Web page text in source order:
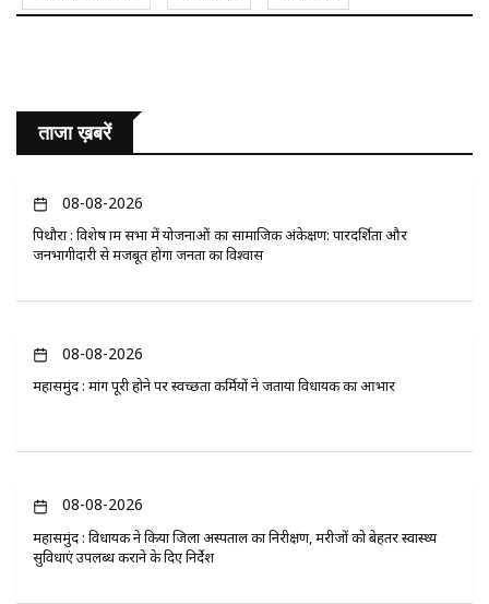
ताजा ख़बरें
08-08-2026
पिथौरा : विशेष ग्राम सभा में योजनाओं का सामाजिक अंकेक्षण: पारदर्शिता और
जनभागीदारी से मजबूत होगा जनता का विश्वास
08-08-2026
महासमुंद : मांग पूरी होने पर स्वच्छता कर्मियों ने जताया विधायक का आभार
08-08-2026
महासमुंद : विधायक ने किया जिला अस्पताल का निरीक्षण, मरीजों को बेहतर स्वास्थ्य
सुविधाएं उपलब्ध कराने के दिए निर्देश